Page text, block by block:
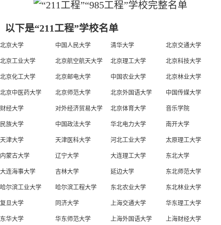
以下是“211工程”学校名单
北京大学 中国人民大学 清华大学 北京交通大学
北京工业大学 北京航空航天大学 北京理工大学 北京科技大学
北京化工大学 北京邮电大学 中国农业大学 北京林业大学
北京中医药大学 北京师范大学 北京外国语大学 中国传媒大学
财经大学 对外经济贸易大学 北京体育大学 音乐学院
民族大学 中国政法大学 华北电力大学 南开大学
天津大学 天津医科大学 河北工业大学 太原理工大学
内蒙古大学 辽宁大学 大连理工大学 东北大学
大连海事大学 吉林大学 延边大学 东北师范大学
哈尔滨工业大学 哈尔滨工程大学 东北农业大学 东北林业大学
复旦大学 同济大学 上海交通大学 华东理工大学
东华大学 华东师范大学 上海外国语大学 上海财经大学